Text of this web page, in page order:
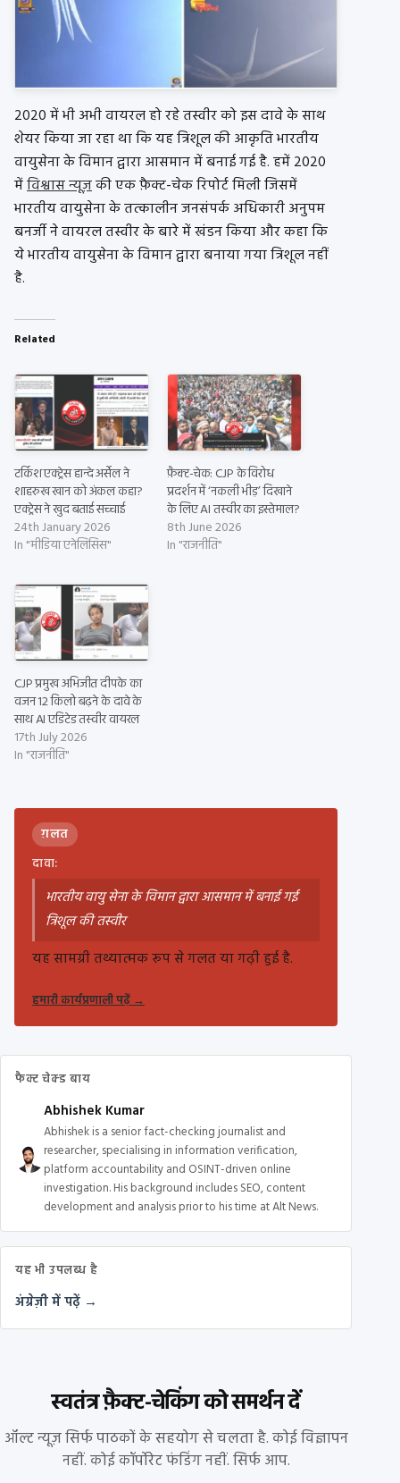
2020 में भी अभी वायरल हो रहे तस्वीर को इस दावे के साथ
शेयर किया जा रहा था कि यह त्रिशूल की आकृति भारतीय
वायुसेना के विमान द्वारा आसमान में बनाई गई है. हमें 2020
मेंविश्वास न्यूज़की एक फ़ैक्ट-चेक रिपोर्ट मिली जिसमें
भारतीय वायुसेना के तत्कालीन जनसंपर्क अधिकारी अनुपम
बनर्जी ने वायरल तस्वीर के बारे में खंडन किया और कहा कि
ये भारतीय वायुसेना के विमान द्वारा बनाया गया त्रिशूल नहीं
है.
Related
टर्किश एक्ट्रेस हान्दे अर्सेल ने
शाहरुख खान को अंकल कहा?
एक्ट्रेस ने खुद बताई सच्चाई
24th January 2026
In "मीडिया एनेलिसिस"
फ़ैक्ट-चेक: CJP के विरोध
प्रदर्शन में ‘नकली भीड़’ दिखाने
के लिए AI तस्वीर का इस्तेमाल?
8th June 2026
In "राजनीति"
CJP प्रमुख अभिजीत दीपके का
वजन 12 किलो बढ़ने के दावे के
साथ AI एडिटेड तस्वीर वायरल
17th July 2026
In "राजनीति"
ग़लत
दावा:
भारतीय वायु सेना के विमान द्वारा आसमान में बनाई गई
त्रिशूल की तस्वीर
यह सामग्री तथ्यात्मक रूप से गलत या गढ़ी हुई है.
हमारी कार्यप्रणाली पढ़ें→
फैक्ट चेक्ड बाय
Abhishek Kumar
Abhishek is a senior fact-checking journalist and
researcher, specialising in information verification,
platform accountability and OSINT-driven online
investigation. His background includes SEO, content
development and analysis prior to his time at Alt News.
यह भी उपलब्ध है
अंग्रेज़ी में पढ़ें →
स्वतंत्र फ़ैक्ट-चेकिंग को समर्थन दें
ऑल्ट न्यूज़ सिर्फ पाठकों के सहयोग से चलता है. कोई विज्ञापन
नहीं. कोई कॉर्पोरेट फंडिंग नहीं. सिर्फ आप.